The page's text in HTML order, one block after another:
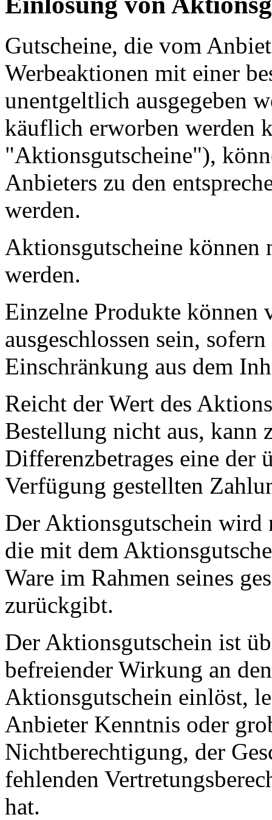
Gutscheine, die vom
Werbeaktionen mit einer
unentgeltlich ausgegeben
käuflich erworben werden
"Aktionsgutscheine"),
Anbieters zu den
werden.
Aktionsgutscheine können
werden.
Einzelne Produkte können
ausgeschlossen sein,
Einschränkung aus dem
Reicht der Wert des
Bestellung nicht aus, kann
Differenzbetrages eine der
Verfügung gestellten
Der Aktionsgutschein wird
die mit dem
Ware im Rahmen seines
zurückgibt.
Der Aktionsgutschein ist
befreiender Wirkung an
Aktionsgutschein einlöst,
Anbieter Kenntnis oder
Nichtberechtigung, der
fehlenden
hat.